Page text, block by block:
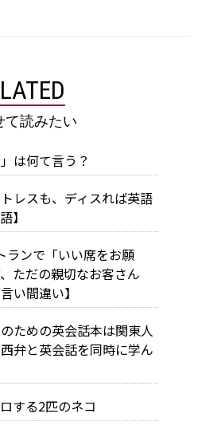
て読みたい
は何て言う？
レスも、ディスれば英語
】
ランで「いい席をお願
ただの親切なお客さん
い間違い】
ための英会話本は関東人
弁と英会話を同時に学ん
する2匹のネコ